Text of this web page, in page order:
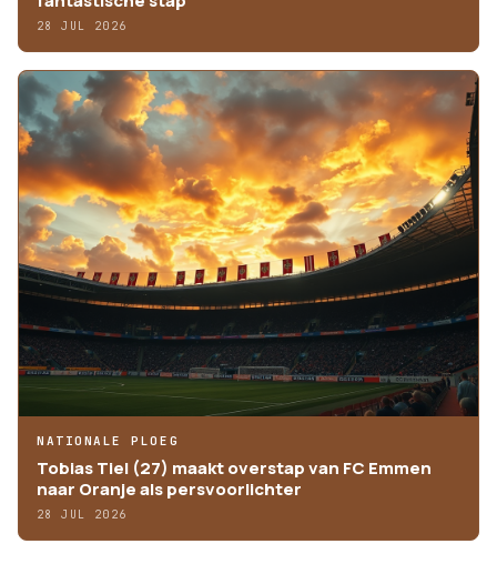
28 JUL 2026
NATIONALE PLOEG
Tobias Tiel (27) maakt overstap van FC Emmen
naar Oranje als persvoorlichter
28 JUL 2026